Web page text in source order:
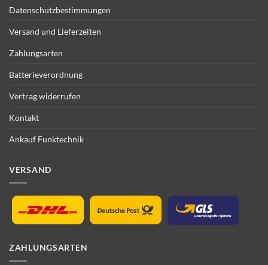
Datenschutzbestimmungen
Versand und Lieferzeiten
Zahlungsarten
Batterieverordnung
Vertrag widerrufen
Kontakt
Ankauf Funktechnik
VERSAND
ZAHLUNGSARTEN